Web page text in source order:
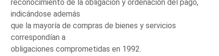
reconocimiento de la obligación y ordenación del pago,
indicándose además
que la mayoría de compras de bienes y servicios
correspondían a
obligaciones comprometidas en 1992.